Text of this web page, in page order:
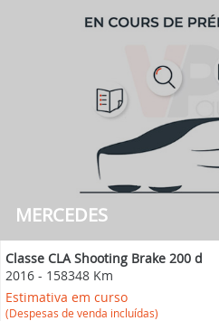
MERCEDES
Classe CLA Shooting Brake 200 d
2016 - 158348 Km
Estimativa em curso
(Despesas de venda incluídas)